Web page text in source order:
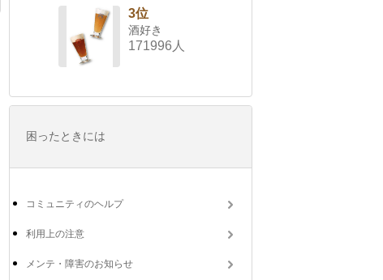
3位
酒好き
171996人
困ったときには
コミュニティのヘルプ
利用上の注意
メンテ・障害のお知らせ